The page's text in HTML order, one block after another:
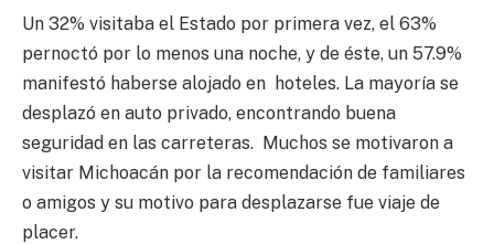
Un 32% visitaba el Estado por primera vez, el 63%
pernoctó por lo menos una noche, y de éste, un 57.9%
manifestó haberse alojado en hoteles. La mayoría se
desplazó en auto privado, encontrando buena
seguridad en las carreteras. Muchos se motivaron a
visitar Michoacán por la recomendación de familiares
o amigos y su motivo para desplazarse fue viaje de
placer.